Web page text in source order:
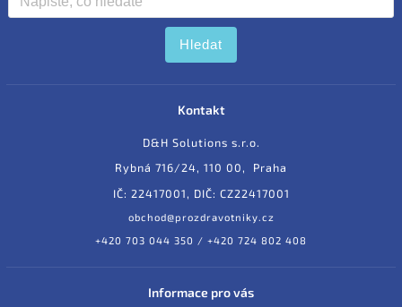
Hledat
Kontakt
D&H Solutions s.r.o.
Rybná 716/24, 110 00, Praha
IČ: 22417001, DIČ: CZ22417001
obchod@prozdravotniky.cz
+420 703 044 350 / +420 724 802 408
Informace pro vás